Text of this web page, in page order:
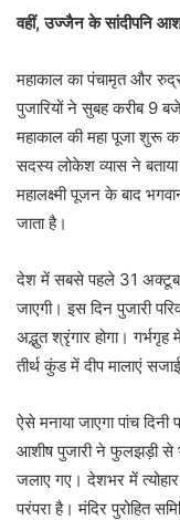
वहीं, उज्जैन के सांदीपनि
महाकाल का पंचामृत और
पुजारियों ने सुबह करीब 9
महाकाल की महा पूजा शुरू
सदस्य लोकेश व्यास ने
महालक्ष्मी पूजन के बाद
जाता है।
देश में सबसे पहले 31 अक्टूबर
जाएगी। इस दिन पुजारी
अद्भुत श्रृंगार होगा।
तीर्थ कुंड में दीप मालाएं
ऐसे मनाया जाएगा पांच
आशीष पुजारी ने फुलझड़ी से
जलाए गए। देशभर में
परंपरा है। मंदिर पुरोहित